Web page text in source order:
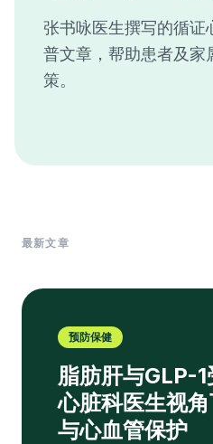
张书咏医生撰写的循证
普文章，帮助患者及家
策。
最新文章
预防保健
脂肪肝与GLP-1
心脏科医生视
与心血管保护